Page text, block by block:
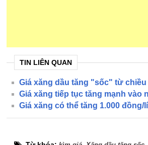
TIN LIÊN QUAN
Giá xăng dầu tăng "sốc" từ chiều
Giá xăng tiếp tục tăng mạnh vào
Giá xăng có thể tăng 1.000 đồng/